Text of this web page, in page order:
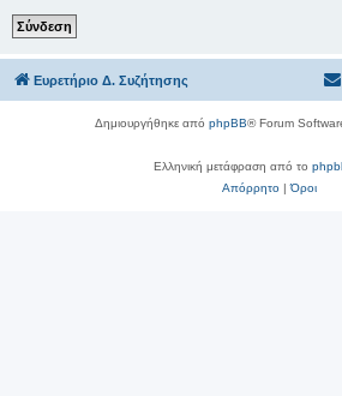
Ευρετήριο Δ. Συζήτησης
Δημιουργήθηκε από phpBB® Forum
Ελληνική μετάφραση από το
Απόρρητο|Όροι